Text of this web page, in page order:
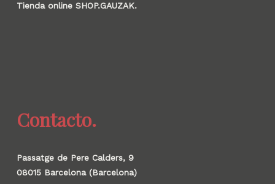
Tienda online SHOP.GAUZAK.
Contacto.
Passatge de Pere Calders, 9
08015 Barcelona (Barcelona)